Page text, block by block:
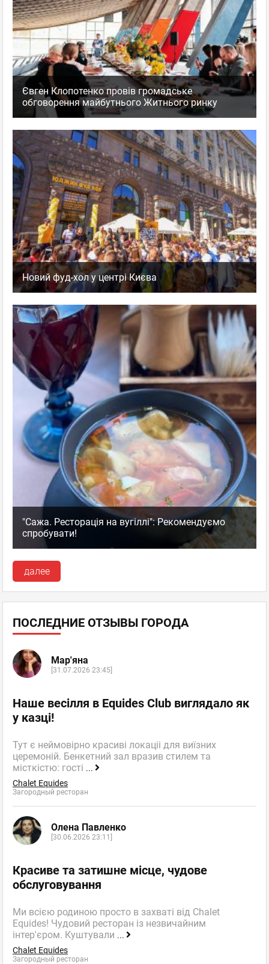
Євген Клопотенко провів громадське
обговорення майбутнього Житнього ринку
Новий фуд-хол у центрі Києва
"Сажа. Ресторація на вугіллі": Рекомендуємо
спробувати!
далее
ПОСЛЕДНИЕ ОТЗЫВЫ ГОРОДА
Мар'яна
[31.07.2026 23:45]
Наше весілля в Equides Club виглядало як
у казці!
Тут є неймовірно красиві локаціі для виїзних
церемоній. Бенкетний зал вразив стилем та
місткістю: гості ...
Chalet Equides
Загородный ресторан
Олена Павленко
[30.06.2026 23:11]
Красиве та затишне місце, чудове
обслуговування
Ми всією родиною просто в захваті від Chalet
Equides! Чудовий ресторан із незвичайним
інтер'єром. Куштували ...
Chalet Equides
Загородный ресторан